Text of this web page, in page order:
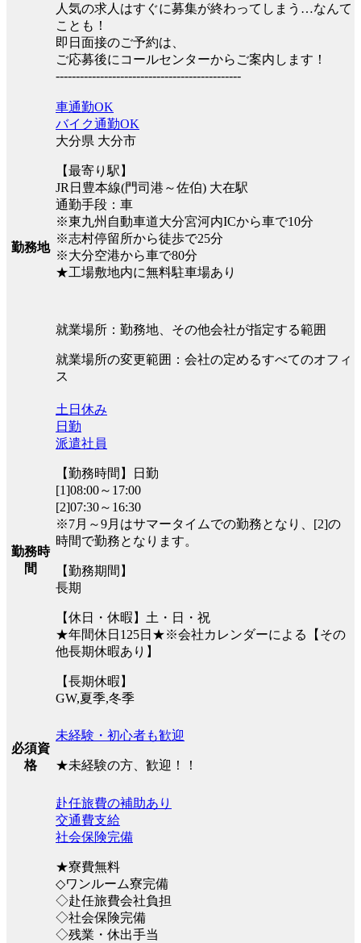
人気の求人はすぐに募集が終わってしまう…なんて
ことも！
即日面接のご予約は、
ご応募後にコールセンターからご案内します！
----------------------------------------------
勤務地
車通勤OK
バイク通勤OK
大分県 大分市
【最寄り駅】
JR日豊本線(門司港～佐伯) 大在駅
通勤手段：車
※東九州自動車道大分宮河内ICから車で10分
※志村停留所から徒歩で25分
※大分空港から車で80分
★工場敷地内に無料駐車場あり
就業場所：勤務地、その他会社が指定する範囲
就業場所の変更範囲：会社の定めるすべてのオフィ
ス
勤務時
間
土日休み
日勤
派遣社員
【勤務時間】日勤
[1]08:00～17:00
[2]07:30～16:30
※7月～9月はサマータイムでの勤務となり、[2]の
時間で勤務となります。
【勤務期間】
長期
【休日・休暇】土・日・祝
★年間休日125日★※会社カレンダーによる【その
他長期休暇あり】
【長期休暇】
GW,夏季,冬季
必須資
格
未経験・初心者も歓迎
★未経験の方、歓迎！！
赴任旅費の補助あり
交通費支給
社会保険完備
★寮費無料
◇ワンルーム寮完備
◇赴任旅費会社負担
◇社会保険完備
◇残業・休出手当